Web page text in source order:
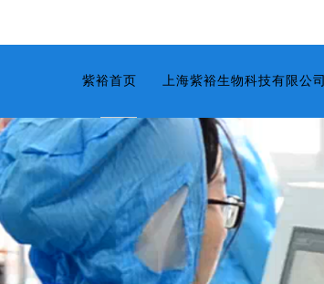
紫裕首页 上海紫裕生物科技有限公司